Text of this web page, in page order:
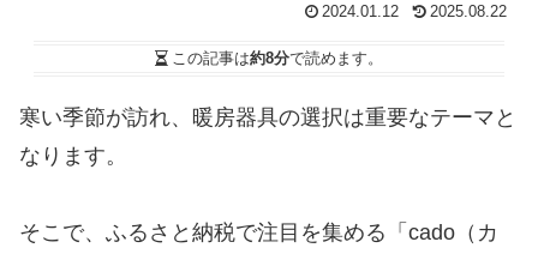
2024.01.12 2025.08.22
この記事は約8分で読めます。
寒い季節が訪れ、暖房器具の選択は重要なテーマと
なります。
そこで、ふるさと納税で注目を集める「cado（カ